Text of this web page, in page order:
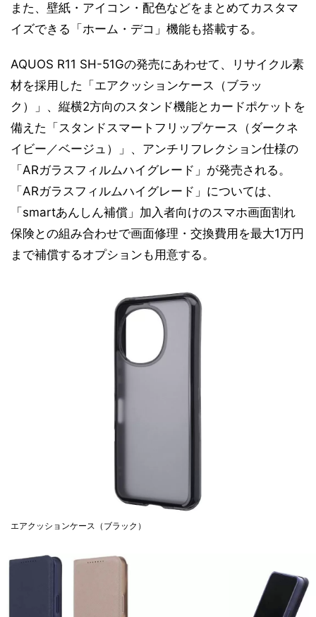
また、壁紙・アイコン・配色などをまとめてカスタマ
イズできる「ホーム・デコ」機能も搭載する。
AQUOS R11 SH-51Gの発売にあわせて、リサイクル素
材を採用した「エアクッションケース（ブラッ
ク）」、縦横2方向のスタンド機能とカードポケットを
備えた「スタンドスマートフリップケース（ダークネ
イビー／ベージュ）」、アンチリフレクション仕様の
「ARガラスフィルムハイグレード」が発売される。
「ARガラスフィルムハイグレード」については、
「smartあんしん補償」加入者向けのスマホ画面割れ
保険との組み合わせで画面修理・交換費用を最大1万円
まで補償するオプションも用意する。
エアクッションケース（ブラック）